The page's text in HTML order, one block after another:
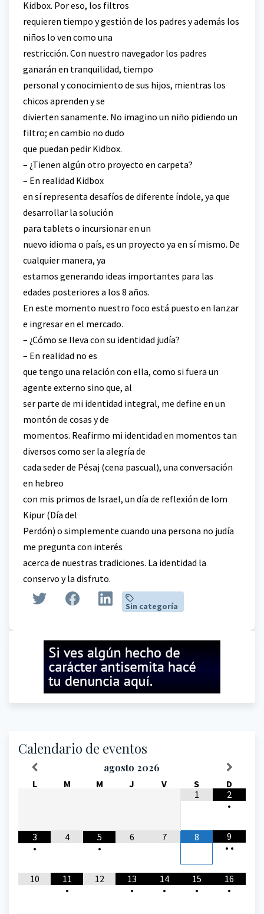
Kidbox. Por eso, los filtros
requieren tiempo y gestión de los padres y además los
niños lo ven como una
restricción. Con nuestro navegador los padres
ganarán en tranquilidad, tiempo
personal y conocimiento de sus hijos, mientras los
chicos aprenden y se
divierten sanamente. No imagino un niño pidiendo un
filtro; en cambio no dudo
que puedan pedir Kidbox.
– ¿Tienen algún otro proyecto en carpeta?
– En realidad Kidbox
en sí representa desafíos de diferente índole, ya que
desarrollar la solución
para tablets o incursionar en un
nuevo idioma o país, es un proyecto ya en sí mismo. De
cualquier manera, ya
estamos generando ideas importantes para las
edades posteriores a los 8 años.
En este momento nuestro foco está puesto en lanzar
e ingresar en el mercado.
– ¿Cómo se lleva con su identidad judía?
– En realidad no es
que tengo una relación con ella, como si fuera un
agente externo sino que, al
ser parte de mi identidad integral, me define en un
montón de cosas y de
momentos. Reafirmo mi identidad en momentos tan
diversos como ser la alegría de
cada seder de Pésaj (cena pascual), una conversación
en hebreo
con mis primos de Israel, un día de reflexión de Iom
Kipur (Día del
Perdón) o simplemente cuando una persona no judía
me pregunta con interés
acerca de nuestras tradiciones. La identidad la
conservo y la disfruto.
Sin categoría
Calendario de eventos
agosto 2026
L M M J V S
D
1
2
•
3
•
4
5
•
6 7 8
9
• •
10
11
•
12
13
•
14
•
15
•
16
•